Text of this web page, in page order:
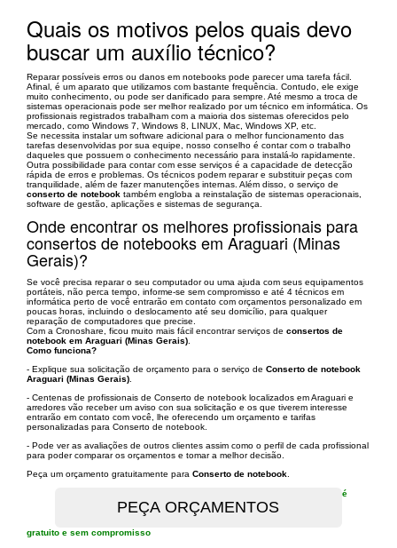
Quais os motivos pelos quais devo
buscar um auxílio técnico?
Reparar possíveis erros ou danos em notebooks pode parecer uma tarefa fácil.
Afinal, é um aparato que utilizamos com bastante frequência. Contudo, ele exige
muito conhecimento, ou pode ser danificado para sempre. Até mesmo a troca de
sistemas operacionais pode ser melhor realizado por um técnico em informática. Os
profissionais registrados trabalham com a maioria dos sistemas oferecidos pelo
mercado, como Windows 7, Windows 8, LINUX, Mac, Windows XP, etc.
Se necessita instalar um software adicional para o melhor funcionamento das
tarefas desenvolvidas por sua equipe, nosso conselho é contar com o trabalho
daqueles que possuem o conhecimento necessário para instalá-lo rapidamente.
Outra possibilidade para contar com esse serviços é a capacidade de detecção
rápida de erros e problemas. Os técnicos podem reparar e substituir peças com
tranquilidade, além de fazer manutenções internas. Além disso, o serviço de
conserto de notebook também engloba a reinstalação de sistemas operacionais,
software de gestão, aplicações e sistemas de segurança.
Onde encontrar os melhores profissionais para
consertos de notebooks em Araguari (Minas
Gerais)?
Se você precisa reparar o seu computador ou uma ajuda com seus equipamentos
portáteis, não perca tempo, informe-se sem compromisso e até 4 técnicos em
informática perto de você entrarão em contato com orçamentos personalizado em
poucas horas, incluindo o deslocamento até seu domicílio, para qualquer
reparação de computadores que precise.
Com a Cronoshare, ficou muito mais fácil encontrar serviços de consertos de
notebook em Araguari (Minas Gerais)
Como funciona?
- Explique sua solicitação de orçamento para o serviço de Conserto de notebook
Araguari (Minas Gerais)
- Centenas de profissionais de Conserto de notebook localizados em Araguari e
arredores vão receber um aviso con sua solicitação e os que tiverem interesse
entrarão em contato com você, lhe oferecendo um orçamento e tarifas
personalizadas para Conserto de notebook.
- Pode ver as avaliações de outros clientes assim como o perfil de cada profissional
para poder comparar os orçamentos e tomar a melhor decisão.
Peça um orçamento gratuitamente para Conserto de notebook
é
gratuito e sem compromisso